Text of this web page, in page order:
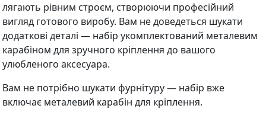
лягають рівним строєм, створюючи професійний
вигляд готового виробу. Вам не доведеться шукати
додаткові деталі — набір укомплектований металевим
карабіном для зручного кріплення до вашого
улюбленого аксесуара.
Вам не потрібно шукати фурнітуру — набір вже
включає металевий карабін для кріплення.